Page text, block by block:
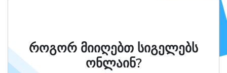
როგორ მიიღებთ სიგელებს
ონლაინ?